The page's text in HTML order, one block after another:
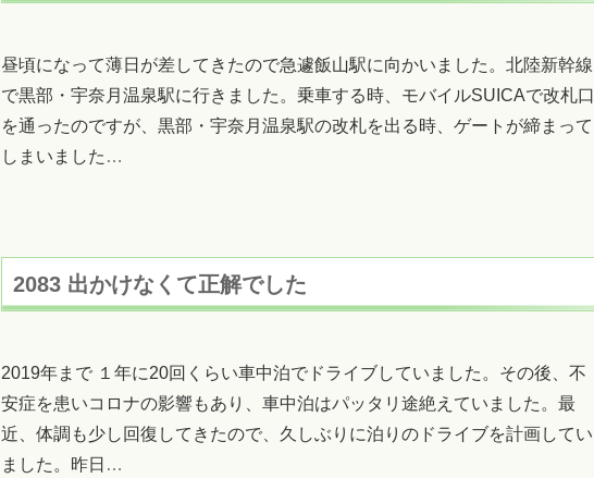
昼頃になって薄日が差してきたので急遽飯山駅に向かいました。北陸新幹線
で黒部・宇奈月温泉駅に行きました。乗車する時、モバイルSUICAで改札口
を通ったのですが、黒部・宇奈月温泉駅の改札を出る時、ゲートが締まって
しまいました …
2083 出かけなくて正解でした
2019年まで １年に20回くらい車中泊でドライブしていました。その後、不
安症を患いコロナの影響もあり、車中泊はパッタリ途絶えていました。最
近、体調も少し回復してきたので、久しぶりに泊りのドライブを計画してい
ました。昨日 …